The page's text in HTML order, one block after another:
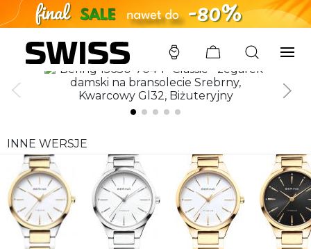
SWISS / ZEGARKI /BERING 15630-704-P
INNE WERSJE